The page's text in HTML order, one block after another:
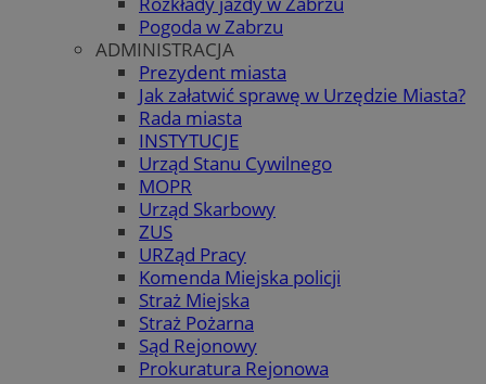
Pogoda w Zabrzu
ADMINISTRACJA
Prezydent miasta
Jak załatwić sprawę w Urzędzie Miasta?
Rada miasta
INSTYTUCJE
Urząd Stanu Cywilnego
MOPR
Urząd Skarbowy
ZUS
URZąd Pracy
Komenda Miejska policji
Straż Miejska
Straż Pożarna
Sąd Rejonowy
Prokuratura Rejonowa